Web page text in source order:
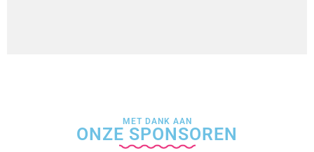
MET DANK AAN
ONZE SPONSOREN